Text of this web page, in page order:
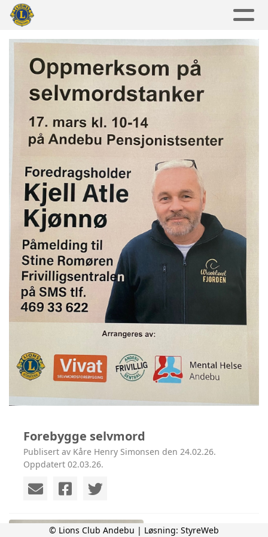
Forebygge selvmord
Publisert av Kåre Henry Simonsen den 24.02.26.
Oppdatert 02.03.26.
© Lions Club Andebu | Løsning: StyreWeb